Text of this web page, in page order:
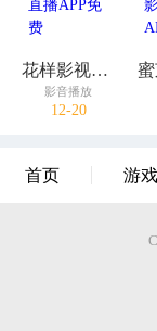
花样影视直播APP免费
影音播放
12-20
首页 游戏